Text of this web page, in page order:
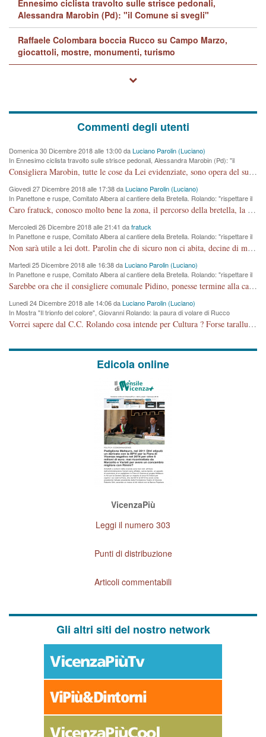
Ennesimo ciclista travolto sulle strisce pedonali,
Alessandra Marobin (Pd): "il Comune si svegli"
Raffaele Colombara boccia Rucco su Campo Marzo,
giocattoli, mostre, monumenti, turismo
Commenti degli utenti
Domenica 30 Dicembre 2018 alle 13:00 daLuciano Parolin (Luciano)
In Ennesimo ciclista travolto sulle strisce pedonali, Alessandra Marobin (Pd): "il
Comune si svegli"
Consigliera Marobin, tutte le cose da Lei evidenziate, sono opera del suo ex Assessore e compagno di Partito Antonio Marco Dalla Pozza Assessore alla "progettazione" di piste ciclabili e altre porcherie. A lui manderei il conto da saldare per incidenti e danni alle persone. E' ora che "finiamola." Avete perso rassegnatevi. qui IL SINDACO RUCCO NON C'ENTRA PER NIENTE. CAPITO!!!!!!!! Amen.
Giovedi 27 Dicembre 2018 alle 17:38 daLuciano Parolin (Luciano)
In Panettone e ruspe, Comitato Albera al cantiere della Bretella. Rolando: "rispettare il
cronoprogramma"
Caro fratuck, conosco molto bene la zona, il percorso della bretella, la situazione dei cittadini, abito in Viale Trento. A partire dal 2003 ho partecipato al Comitato di Maddalene pro bretella, e a riunioni propositive per apportare modifiche al progetto. Numerose mie foto del territorio sono arrivate a Roma, altri miei interventi (non graditi dalla Sx) sono stati pubblicati dal GdV, assieme ad altri come Ciro Asproso, ora favorevole alla bretella. Ho partecipato alla raccolta firme per la chiusura della strada x 5 giorni eseguita dal Sindaco Hullwech per sforamento 180 Micro/g. Pertanto come impegno per la tematica sono apposto con la coscienza. Ora il Progetto è partito, fine! Voglio dire che la nuova Giunta "comunale" non c'entra più. L'opera sarà "malauguratamente" eseguita, ma non con il mio placet. Il Consigliere Comunale dovrebbe capire che la campagna elettorale è finita, con buona pace di tutti. Quello che invece dovrebbe interessare è la proprietà della strada, dall'uscita autostradale Ovest, sino alla Rotatoria dell'Albara, vi sono tre possessori: Autostrade SpA; La Provincia, il Comune. Come la mettiamo per il futuro ? I costi, da 50 sono saliti a 100 milioni di € come dire 20 milioni a KM (!) da non credere. Comunque si farà. Ma nessuno canti Vittoria, anzi meglio non farne un ulteriore fatto "partitico" per questioni elettorali o di seggio. Se mi manda la sua mail, sono disponibile ad inviare i documenti e le foto sopra descritte. Con ossequi, Luciano Parolin
Mercoledi 26 Dicembre 2018 alle 21:41 dafratuck
In Panettone e ruspe, Comitato Albera al cantiere della Bretella. Rolando: "rispettare il
cronoprogramma"
Non sarà utile a lei dott. Parolin che di sicuro non ci abita, decine di migliaia di TIR, automobili e padroncini che passano quotidianamente per una strada appena rotabile, non è più possibile stendere i panni, attraversare la strada senza rischiare la morte, le case stanno crepando, i tempi sono cambiati e la bretella non passerà assolutamente per maddalene (ma cosa sta a dire?!), dia invece responsabilità a chi ha costruito tagliando la strada che doveva invece terminare a isola vicentina e non al moracchino lasciando Motta di Costabissara ancora in panne di traffico. I tempi sono cambiati dottore e se l'anagrafe della vita stagna nell'essere umano impressioni conservatrici, la società non le considera perchè va avanti, si industrializza e ha bisogno di infrastrutture e di sviluppo. Ultima considerazione, se è geloso di Rolando perchè vede in lui solo campagne politiche mentre si difendono i SOLI diritti dei cittadini, la preghiamo faccia considerazioni più appropriate. Saluti e complimenti per i suoi scritti.
Martedi 25 Dicembre 2018 alle 16:38 daLuciano Parolin (Luciano)
In Panettone e ruspe, Comitato Albera al cantiere della Bretella. Rolando: "rispettare il
cronoprogramma"
Sarebbe ora che il consigliere comunale Pidino, ponesse termine alla campagna elettorale nel territorio del suo seggio Villaggio del Sole. La tiraca è iniziata, distruggerà 6 km di prateria ovest della città, ricca di fonti e sorgenti d'acqua. I cittadini di Maddalene non avranno più Pace la notte. Molta colpa per la costruzione di questa Strada è proprio del signor Rolando,dei suoi gazebo mobili e che vuol far passare questa opera VANDALICA come progetto "utile" a chi ? Non è cosa seria sig. Rolando!
Lunedi 24 Dicembre 2018 alle 14:06 daLuciano Parolin (Luciano)
In Mostra "Il trionfo del colore", Giovanni Rolando: la paura di volare di Rucco
Vorrei sapere dal C.C. Rolando cosa intende per Cultura ? Forse tarallucci, vino e sagre, o spaghetti tricolori del PD ? Il continuo (s)parlare della mostra a Palazzo Chiericati caro consigliere DANNEGGIA FORTEMENTE l'immagine della città TUTTA e fa deviare i consensi che in RUSSIA (badi bene ex U.R.S.S.) sono ECCELLENTI. A livello artistico l'evento è di alta Valenza culturale, COMPITO di Tutta la Cittadinanza fare il possibile per propagandare l'iniziativa senza farne UN CASO PARTITICO come fa Lei da sempre. Meno Gazebo + Partecipazione! E così sia. Amen.
Edicola online
VicenzaPiù
Leggi il numero 303
Punti di distribuzione
Articoli commentabili
Gli altri siti del nostro network